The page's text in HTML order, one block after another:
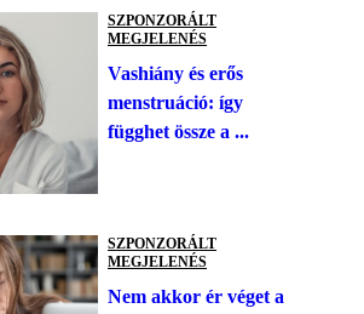
SZPONZORÁLT
MEGJELENÉS
Vashiány és erős
menstruáció: így
függhet össze a ...
SZPONZORÁLT
MEGJELENÉS
Nem akkor ér véget a